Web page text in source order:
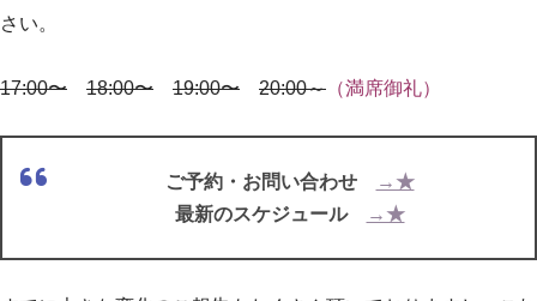
さい。
17:00〜 18:00〜 19:00〜 20:00～ （満席御礼）
ご予約・お問い合わせ
→★
最新のスケジュール
→★